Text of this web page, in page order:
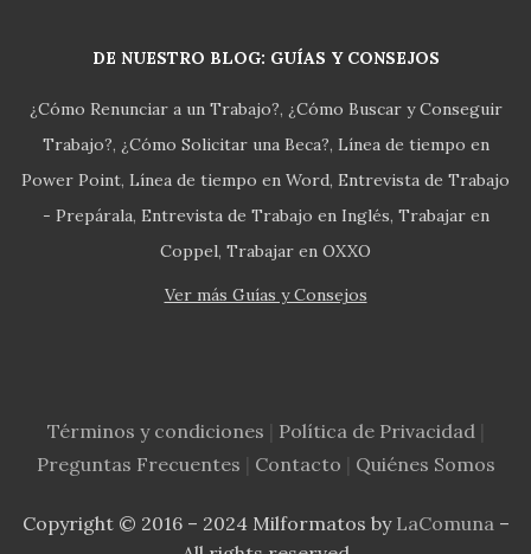
DE NUESTRO BLOG: GUÍAS Y CONSEJOS
¿Cómo Renunciar a un Trabajo? ¿Cómo Buscar y Conseguir
Trabajo? ¿Cómo Solicitar una Beca? Línea de tiempo en
Power Point Línea de tiempo en Word Entrevista de Trabajo
- Prepárala Entrevista de Trabajo en Inglés Trabajar en
Coppel Trabajar en OXXO
Ver más Guías y Consejos
Términos y condiciones Política de Privacidad|
Preguntas Frecuentes
Contacto Quiénes Somos
Copyright © 2016 – 2024 Milformatos by LaComuna–